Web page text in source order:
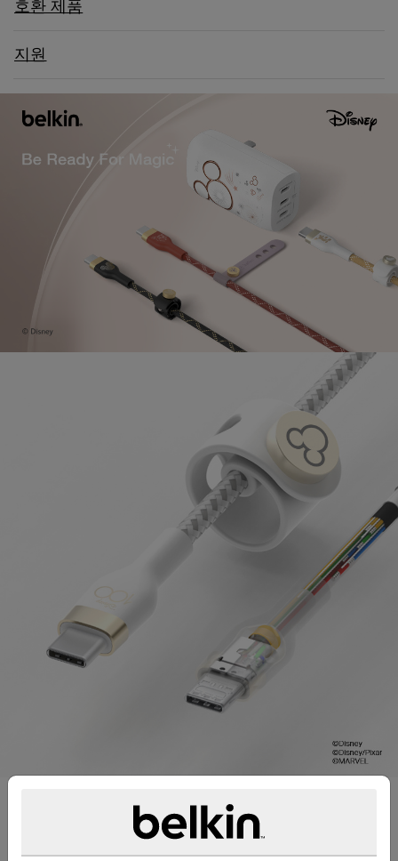
호환 제품
지원
지속되도록 제작되었습니다
30,000번 이상의 구부림을 견디는* 테스트를 거친 고
내구성 케이블인 이 USB-C 케이블은 긴 수명을 위해